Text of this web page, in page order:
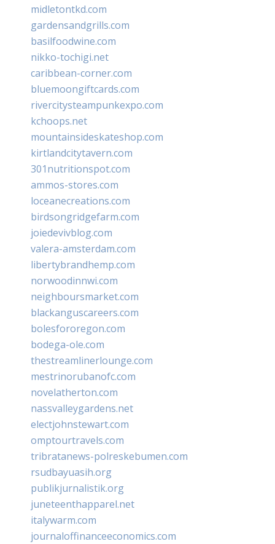
midletontkd.com
gardensandgrills.com
basilfoodwine.com
nikko-tochigi.net
caribbean-corner.com
bluemoongiftcards.com
rivercitysteampunkexpo.com
kchoops.net
mountainsideskateshop.com
kirtlandcitytavern.com
301nutritionspot.com
ammos-stores.com
loceanecreations.com
birdsongridgefarm.com
joiedevivblog.com
valera-amsterdam.com
libertybrandhemp.com
norwoodinnwi.com
neighboursmarket.com
blackanguscareers.com
bolesfororegon.com
bodega-ole.com
thestreamlinerlounge.com
mestrinorubanofc.com
novelatherton.com
nassvalleygardens.net
electjohnstewart.com
omptourtravels.com
tribratanews-polreskebumen.com
rsudbayuasih.org
publikjurnalistik.org
juneteenthapparel.net
italywarm.com
journaloffinanceeconomics.com